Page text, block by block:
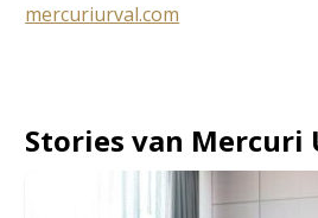
mercuriurval.com
Stories van Mercuri